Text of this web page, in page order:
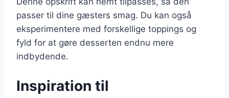
passer til dine gæsters smag. Du kan også
eksperimentere med forskellige toppings og
fyld for at gøre desserten endnu mere
indbydende.
Inspiration til